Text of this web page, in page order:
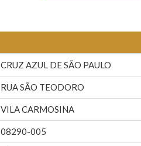
CRUZ AZUL DE SÃO PAULO
RUA SÃO TEODORO
VILA CARMOSINA
08290-005